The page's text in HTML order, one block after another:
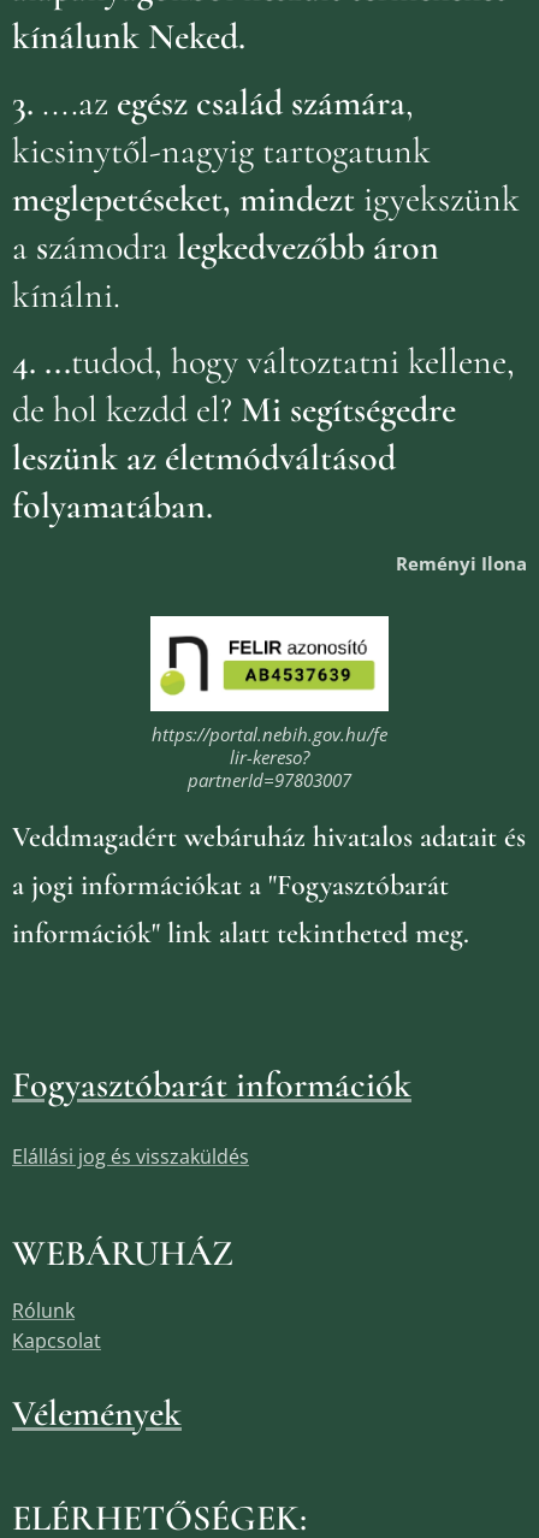
kínálunk Neked.
3. ....az egész család számára,
kicsinytől-nagyig tartogatunk
meglepetéseket, mindezt igyekszünk
a számodralegkedvezőbb áron
kínálni.
4. ...tudod, hogy változtatni kellene,
de hol kezdd el? Mi segítségedre
leszünk az életmódváltásod
folyamatában.
Reményi Ilona
https://portal.nebih.gov.hu/fe
lir-kereso?
partnerId=97803007
Veddmagadért webáruház hivatalos adatait és
a jogi információkat a "Fogyasztóbarát
információk" link alatt tekintheted meg.
Fogyasztóbarát információk
Elállási jog és visszaküldés
WEBÁRUHÁZ
Rólunk
Kapcsolat
Vélemények
ELÉRHETŐSÉGEK: